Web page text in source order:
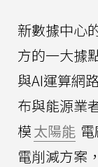
新數據中心
方的一大據
與AI運算網
布與能源業
模太陽能
電削減方案